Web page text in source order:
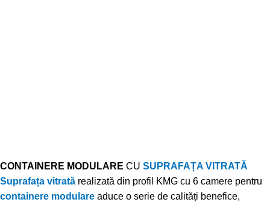
CONTAINERE MODULARE CU SUPRAFAȚA VITRATĂ
Suprafața vitrată realizată din profil KMG cu 6 camere pentru
containere modulare aduce o serie de calități benefice,